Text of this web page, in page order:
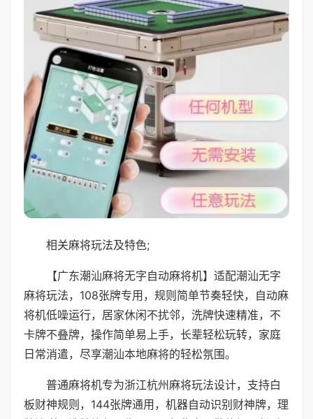
相关麻将玩法及特色;
【广东潮汕麻将无字自动麻将机】适配潮汕无字
麻将玩法，108张牌专用，规则简单节奏轻快，自动麻
将机低噪运行，居家休闲不扰邻，洗牌快速精准，不
卡牌不叠牌，操作简单易上手，长辈轻松玩转，家庭
日常消遣，尽享潮汕本地麻将的轻松氛围。
普通麻将机专为浙江杭州麻将玩法设计，支持白
板财神规则，144张牌通用，机器自动识别财神牌，理